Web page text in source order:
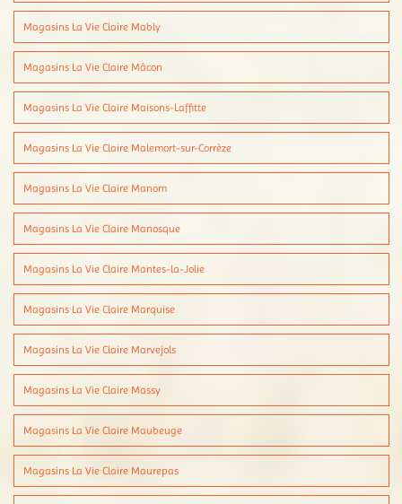
Magasins La Vie Claire Mably
Magasins La Vie Claire Mâcon
Magasins La Vie Claire Maisons-Laffitte
Magasins La Vie Claire Malemort-sur-Corrèze
Magasins La Vie Claire Manom
Magasins La Vie Claire Manosque
Magasins La Vie Claire Mantes-la-Jolie
Magasins La Vie Claire Marquise
Magasins La Vie Claire Marvejols
Magasins La Vie Claire Massy
Magasins La Vie Claire Maubeuge
Magasins La Vie Claire Maurepas